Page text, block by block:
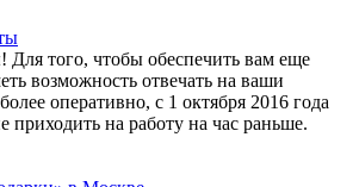
того, чтобы обеспечить вам еще
возможность отвечать на ваши
оперативно, с 1 октября 2016 года
на работу на час раньше.